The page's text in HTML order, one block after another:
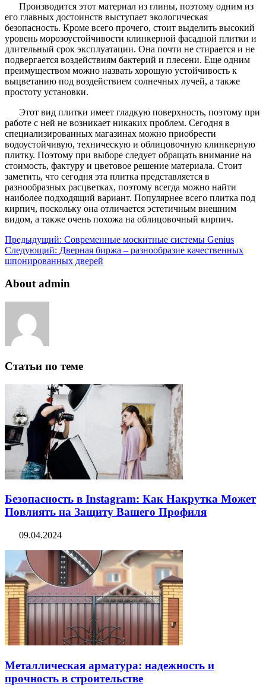
Производится этот материал из глины, поэтому одним из
его главных достоинств выступает экологическая
безопасность. Кроме всего прочего, стоит выделить высокий
уровень морозоустойчивости клинкерной фасадной плитки и
длительный срок эксплуатации. Она почти не стирается и не
подвергается воздействиям бактерий и плесени. Еще одним
преимуществом можно назвать хорошую устойчивость к
выцветанию под воздействием солнечных лучей, а также
простоту установки.
Этот вид плитки имеет гладкую поверхность, поэтому при
работе с ней не возникает никаких проблем. Сегодня в
специализированных магазинах можно приобрести
водоустойчивую, техническую и облицовочную клинкерную
плитку. Поэтому при выборе следует обращать внимание на
стоимость, фактуру и цветовое решение материала. Стоит
заметить, что сегодня эта плитка представляется в
разнообразных расцветках, поэтому всегда можно найти
наиболее подходящий вариант. Популярнее всего плитка под
кирпич, поскольку она отличается эстетичным внешним
видом, а также очень похожа на облицовочный кирпич.
Предыдущий: Современные москитные системы Genius
Следующий: Дверная биржа – разнообразие качественных
шпонированных дверей
About admin
Статьи по теме
Безопасность в Instagram: Как Накрутка Может
Повлиять на Защиту Вашего Профиля
09.04.2024
Металлическая арматура: надежность и
прочность в строительстве